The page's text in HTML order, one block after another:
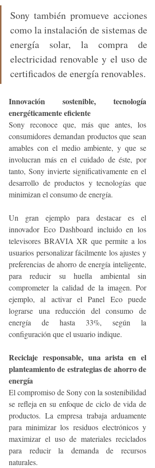
Sony también promueve acciones
como la instalación de sistemas de
energía solar, la compra de
electricidad renovable y el uso de
certificados de energía renovables.
Innovación sostenible, tecnología
energéticamente eficiente
Sony reconoce que, más que antes, los
consumidores demandan productos que sean
amables con el medio ambiente, y que se
involucran más en el cuidado de éste, por
tanto, Sony invierte significativamente en el
desarrollo de productos y tecnologías que
minimizan el consumo de energía.
Un gran ejemplo para destacar es el
innovador Eco Dashboard incluido en los
televisores BRAVIA XR que permite a los
usuarios personalizar fácilmente los ajustes y
preferencias de ahorro de energía inteligente,
para reducir su huella ambiental sin
comprometer la calidad de la imagen. Por
ejemplo, al activar el Panel Eco puede
lograrse una reducción del consumo de
energía de hasta 33%, según la
configuración que el usuario indique.
Reciclaje responsable, una arista en el
planteamiento de estrategias de ahorro de
energía
El compromiso de Sony con la sostenibilidad
se refleja en su enfoque de ciclo de vida de
productos. La empresa trabaja arduamente
para minimizar los residuos electrónicos y
maximizar el uso de materiales reciclados
para reducir la demanda de recursos
naturales.